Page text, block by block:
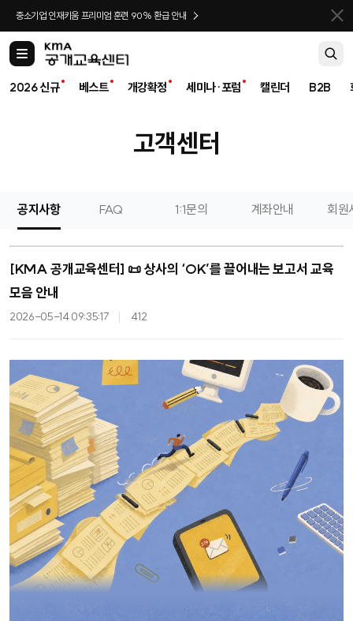
중소기업 인재키움 프리미엄 훈련 90% 환급 안내
카
고
2026 신규 베스트 개강확정 세미나·포럼 캘린더 B2B
고객센터
공지사항 FAQ 1:1문의 계좌안내 회원
[KMA 공개교육센터] 📜 상사의 ‘OK’를 끌어내는 보고서 교육
모음 안내
2026-05-14 09:35:17 412